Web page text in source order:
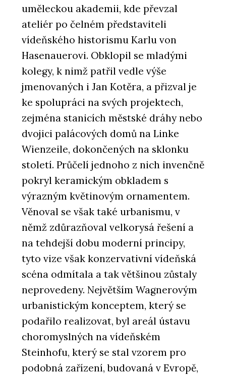
uměleckou akademii, kde převzal
ateliér po čelném představiteli
vídeňského historismu Karlu von
Hasenauerovi. Obklopil se mladými
kolegy, k nimž patřil vedle výše
jmenovaných i Jan Kotěra, a přizval je
ke spolupráci na svých projektech,
zejména stanicích městské dráhy nebo
dvojici palácových domů na Linke
Wienzeile, dokončených na sklonku
století. Průčelí jednoho z nich invenčně
pokryl keramickým obkladem s
výrazným květinovým ornamentem.
Věnoval se však také urbanismu, v
němž zdůrazňoval velkorysá řešení a
na tehdejší dobu moderní principy,
tyto vize však konzervativní vídeňská
scéna odmítala a tak většinou zůstaly
neprovedeny. Největším Wagnerovým
urbanistickým konceptem, který se
podařilo realizovat, byl areál ústavu
choromyslných na vídeňském
Steinhofu, který se stal vzorem pro
podobná zařízení, budovaná v Evropě,